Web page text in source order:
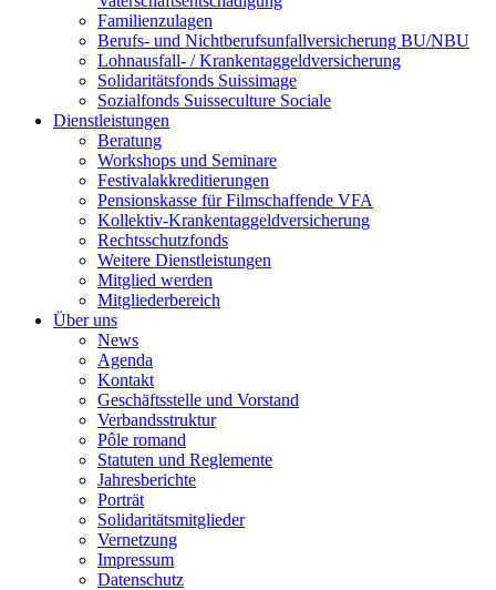
Familienzulagen
Berufs- und Nichtberufsunfallversicherung BU/NBU
Lohnausfall- / Krankentaggeldversicherung
Solidaritätsfonds Suissimage
Sozialfonds Suisseculture Sociale
Dienstleistungen
Beratung
Workshops und Seminare
Festivalakkreditierungen
Pensionskasse für Filmschaffende VFA
Kollektiv-Krankentaggeldversicherung
Rechtsschutzfonds
Weitere Dienstleistungen
Mitglied werden
Mitgliederbereich
Über uns
News
Agenda
Kontakt
Geschäftsstelle und Vorstand
Verbandsstruktur
Pôle romand
Statuten und Reglemente
Jahresberichte
Porträt
Solidaritätsmitglieder
Vernetzung
Impressum
Datenschutz